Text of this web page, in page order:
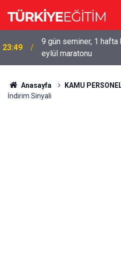
23:49
9 gün seminer, 1
eylül maratonu
Anasayfa KAMU
İndirim Sinyali